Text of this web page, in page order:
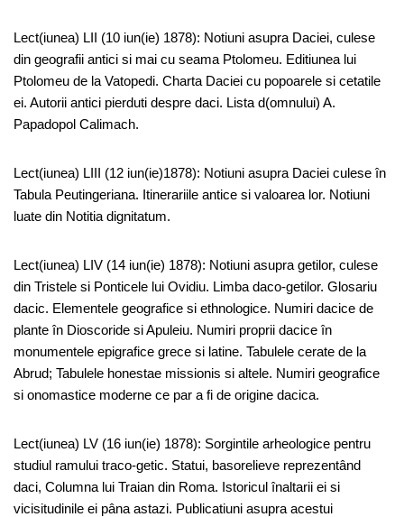
Lect(iunea) LII (10 iun(ie) 1878): Notiuni asupra Daciei, culese
din geografii antici si mai cu seama Ptolomeu. Editiunea lui
Ptolomeu de la Vatopedi. Charta Daciei cu popoarele si cetatile
ei. Autorii antici pierduti despre daci. Lista d(omnului) A.
Papadopol Calimach.
Lect(iunea) LIII (12 iun(ie)1878): Notiuni asupra Daciei culese în
Tabula Peutingeriana. Itinerariile antice si valoarea lor. Notiuni
luate din Notitia dignitatum.
Lect(iunea) LIV (14 iun(ie) 1878): Notiuni asupra getilor, culese
din Tristele si Ponticele lui Ovidiu. Limba daco-getilor. Glosariu
dacic. Elementele geografice si ethnologice. Numiri dacice de
plante în Dioscoride si Apuleiu. Numiri proprii dacice în
monumentele epigrafice grece si latine. Tabulele cerate de la
Abrud; Tabulele honestae missionis si altele. Numiri geografice
si onomastice moderne ce par a fi de origine dacica.
Lect(iunea) LV (16 iun(ie) 1878): Sorgintile arheologice pentru
studiul ramului traco-getic. Statui, basorelieve reprezentând
daci, Columna lui Traian din Roma. Istoricul înaltarii ei si
vicisitudinile ei pâna astazi. Publicatiuni asupra acestui